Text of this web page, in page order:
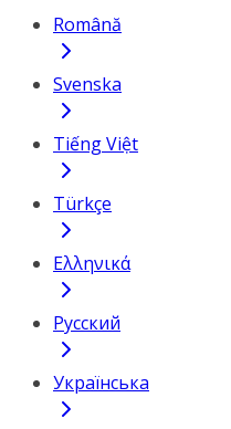
Română
Svenska
Tiếng Việt
Türkçe
Ελληνικά
Русский
Українська